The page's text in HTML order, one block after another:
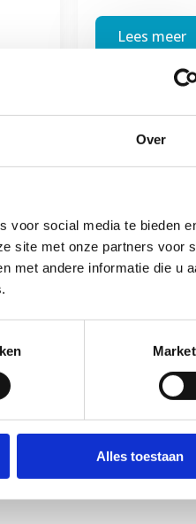
Over
voor social media te bieden
site met onze partners voor
met andere informatie die u
Alles toestaan
Lees meer